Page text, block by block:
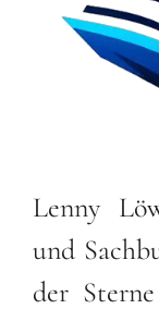
Lenny
und
der